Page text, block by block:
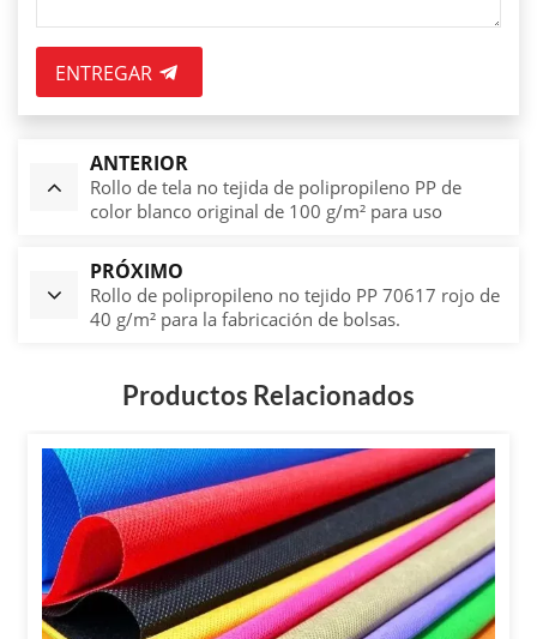
ENTREGAR
ANTERIOR
Rollo de tela no tejida de polipropileno PP de
color blanco original de 100 g/m² para uso
PRÓXIMO
Rollo de polipropileno no tejido PP 70617 rojo de
40 g/m² para la fabricación de bolsas.
Productos Relacionados